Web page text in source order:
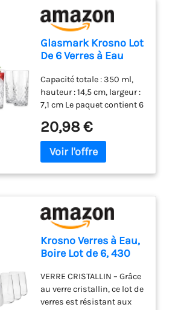
Glasmark Krosno Lot
De 6 Verres à Eau
Highball Verres à
Cocktail De Forme
Classique Résistants
Au Lave-Vaisselle
Transparents Avec
Effet Cristallin 6 x
300 ml
Capacité totale : 350 ml,
hauteur : 14,5 cm, largeur :
7,1 cm Le paquet contient 6
boissons hautes avec
motif poncé Fabriqué en
UE Haute qualité Lavable
20,98 €
Krosno Verres à Eau,
Boire Lot de 6, 430
Garde
VERRE CRISTALLIN – Grâce
au verre cristallin, ce lot de
verres est résistant aux